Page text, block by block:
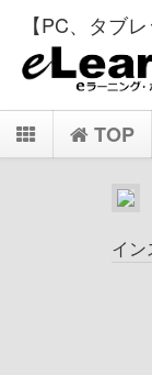
【PC、タブ
TOP
イ